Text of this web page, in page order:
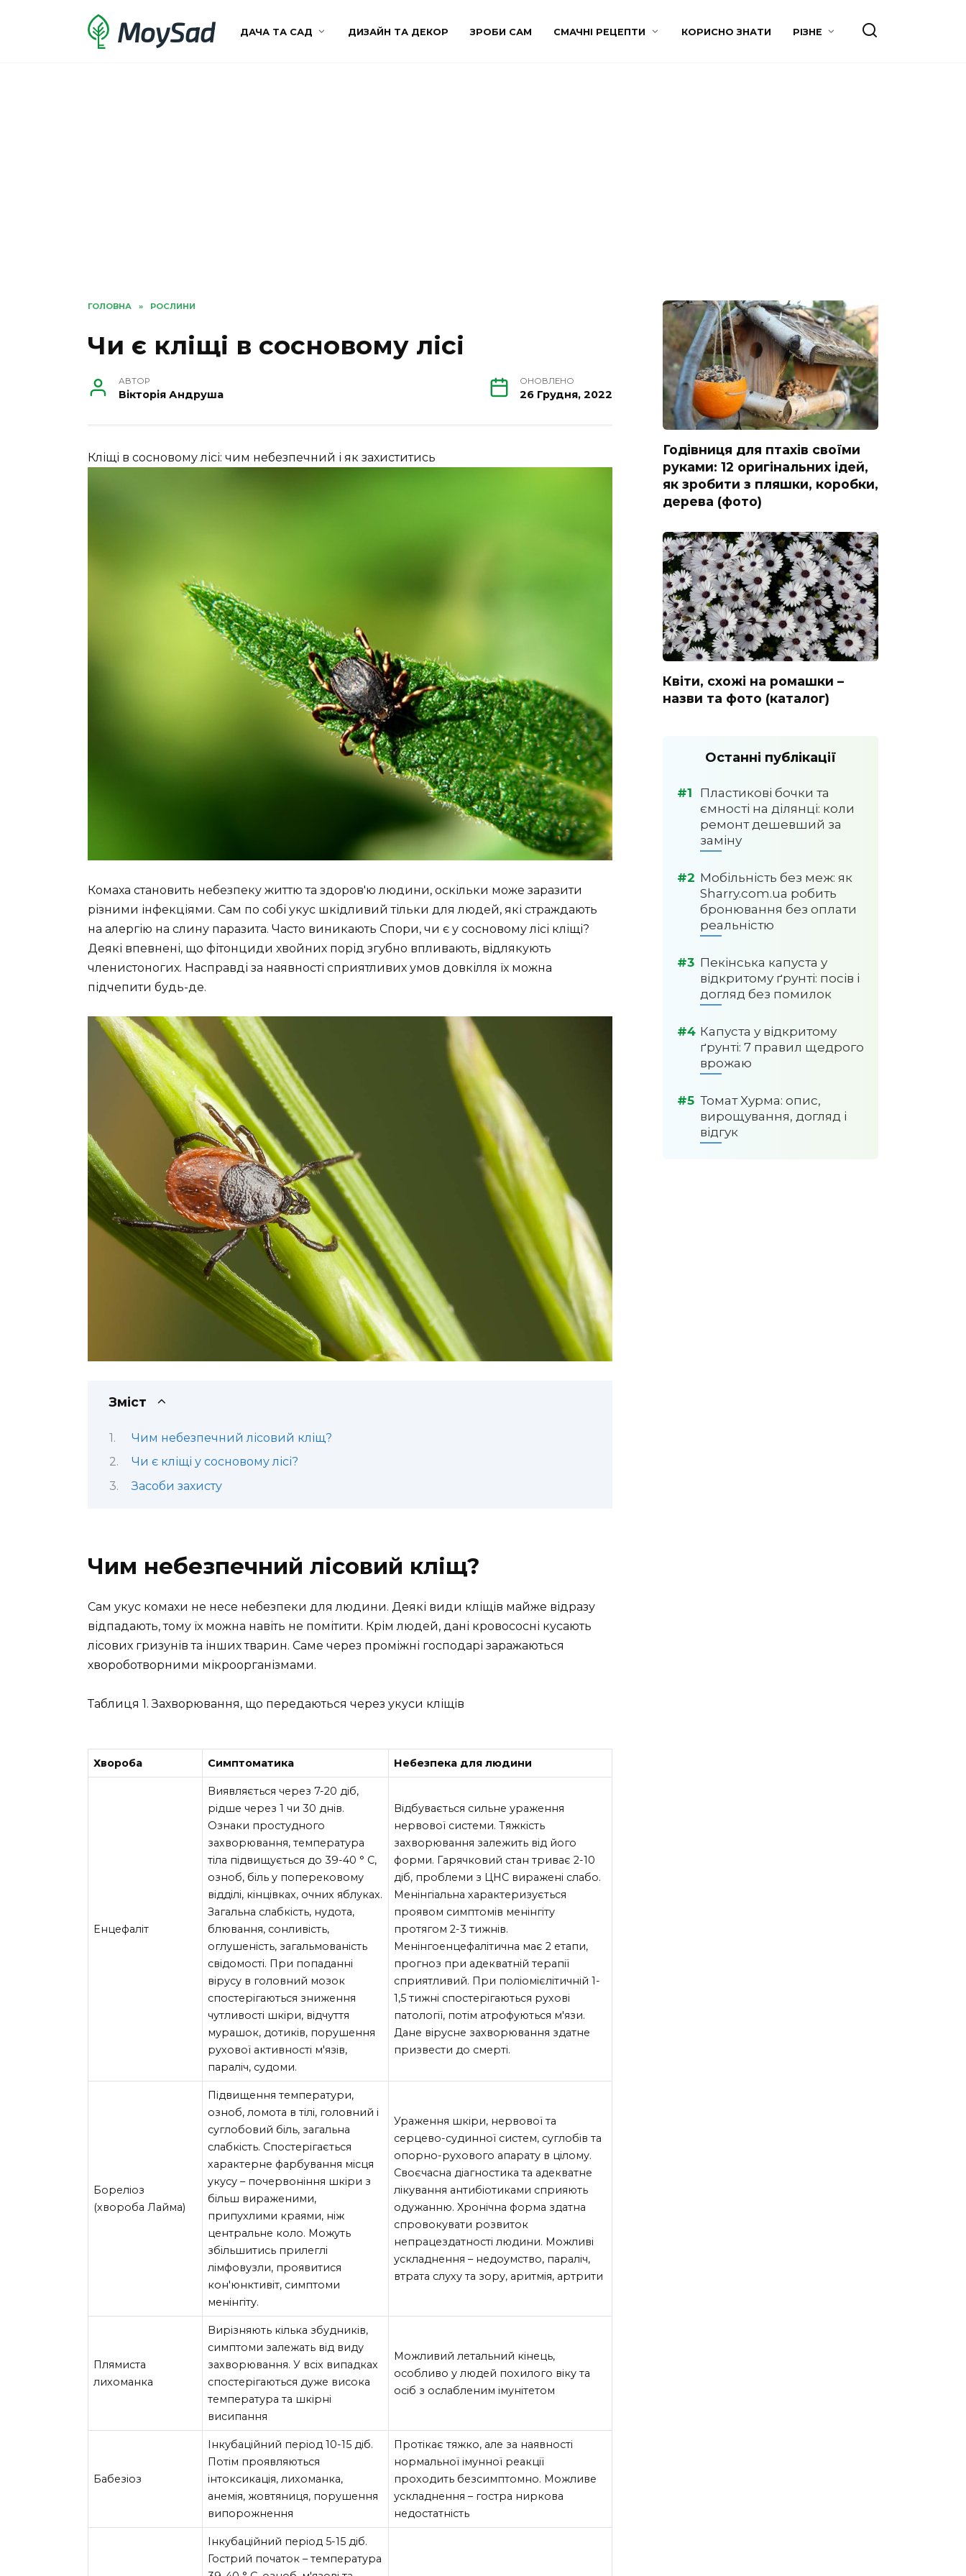
MoySad ДАЧА ТА САД ДИЗАЙН ТА ДЕКОР ЗРОБИ САМ СМАЧНІ РЕЦЕПТИ КОРИСНО ЗНАТИ РІЗНЕ
ГОЛОВНА » РОСЛИНИ
Чи є кліщі в сосновому лісі
АВТОР
Вікторія Андруша
ОНОВЛЕНО
26 Грудня, 2022
Кліщі в сосновому лісі: чим небезпечний і як захиститись
Комаха становить небезпеку життю та здоров'ю людини, оскільки може заразити
різними інфекціями. Сам по собі укус шкідливий тільки для людей, які страждають
на алергію на слину паразита. Часто виникають Спори, чи є у сосновому лісі кліщі?
Деякі впевнені, що фітонциди хвойних порід згубно впливають, відлякують
членистоногих. Насправді за наявності сприятливих умов довкілля їх можна
підчепити будь-де.
Зміст
Чим небезпечний лісовий кліщ?
Чи є кліщі у сосновому лісі?
Засоби захисту
Чим небезпечний лісовий кліщ?
Сам укус комахи не несе небезпеки для людини. Деякі види кліщів майже відразу
відпадають, тому їх можна навіть не помітити. Крім людей, дані кровососні кусають
лісових гризунів та інших тварин. Саме через проміжні господарі заражаються
хвороботворними мікроорганізмами.
Таблиця 1. Захворювання, що передаються через укуси кліщів
Хвороба Симптоматика Небезпека для людини
Енцефаліт
Виявляється через 7-20 діб,
рідше через 1 чи 30 днів.
Ознаки простудного
захворювання, температура
тіла підвищується до 39-40 ° C,
озноб, біль у поперековому
відділі, кінцівках, очних яблуках.
Загальна слабкість, нудота,
блювання, сонливість,
оглушеність, загальмованість
свідомості. При попаданні
вірусу в головний мозок
спостерігаються зниження
чутливості шкіри, відчуття
мурашок, дотиків, порушення
рухової активності м'язів,
параліч, судоми.
Відбувається сильне ураження
нервової системи. Тяжкість
захворювання залежить від його
форми. Гарячковий стан триває 2-10
діб, проблеми з ЦНС виражені слабо.
Менінгіальна характеризується
проявом симптомів менінгіту
протягом 2-3 тижнів.
Менінгоенцефалітична має 2 етапи,
прогноз при адекватній терапії
сприятливий. При поліомієлітичній 1-
1,5 тижні спостерігаються рухові
патології, потім атрофуються м'язи.
Дане вірусне захворювання здатне
призвести до смерті.
Бореліоз
(хвороба Лайма)
Підвищення температури,
озноб, ломота в тілі, головний і
суглобовий біль, загальна
слабкість. Спостерігається
характерне фарбування місця
укусу – почервоніння шкіри з
більш вираженими,
припухлими краями, ніж
центральне коло. Можуть
збільшитись прилеглі
лімфовузли, проявитися
кон'юнктивіт, симптоми
менінгіту.
Ураження шкіри, нервової та
серцево-судинної систем, суглобів та
опорно-рухового апарату в цілому.
Своєчасна діагностика та адекватне
лікування антибіотиками сприяють
одужанню. Хронічна форма здатна
спровокувати розвиток
непрацездатності людини. Можливі
ускладнення – недоумство, параліч,
втрата слуху та зору, аритмія, артрити
Плямиста
лихоманка
Вирізняють кілька збудників,
симптоми залежать від виду
захворювання. У всіх випадках
спостерігаються дуже висока
температура та шкірні
висипання
Можливий летальний кінець,
особливо у людей похилого віку та
осіб з ослабленим імунітетом
Бабезіоз
Інкубаційний період 10-15 діб.
Потім проявляються
інтоксикація, лихоманка,
анемія, жовтяниця, порушення
випорожнення
Протікає тяжко, але за наявності
нормальної імунної реакції
проходить безсимптомно. Можливе
ускладнення – гостра ниркова
недостатність
Інкубаційний період 5-15 діб.
Гострий початок – температура
Годівниця для птахів своїми
руками: 12 оригінальних ідей,
як зробити з пляшки, коробки,
дерева (фото)
Квіти, схожі на ромашки –
назви та фото (каталог)
Останні публікації
Пластикові бочки та
ємності на ділянці: коли
ремонт дешевший за
заміну
Мобільність без меж: як
Sharry.com.ua робить
бронювання без оплати
реальністю
Пекінська капуста у
відкритому ґрунті: посів і
догляд без помилок
Капуста у відкритому
ґрунті: 7 правил щедрого
врожаю
Томат Хурма: опис,
вирощування, догляд і
відгук